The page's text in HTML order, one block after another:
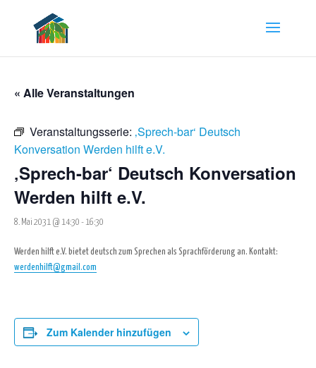
« Alle Veranstaltungen
Veranstaltungsserie: ‚Sprech-bar‘ Deutsch
Konversation Werden hilft e.V.
‚Sprech-bar‘ Deutsch Konversation
Werden hilft e.V.
8. Mai 2031 @ 14:30 - 16:30
Werden hilft e.V. bietet deutsch zum Sprechen als Sprachförderung an. Kontakt:
werdenhilft@gmail.com
Zum Kalender hinzufügen